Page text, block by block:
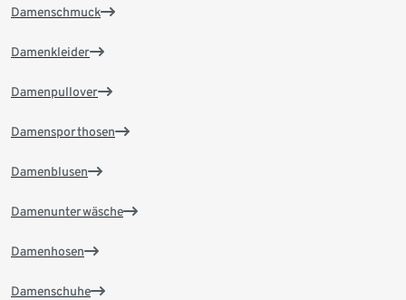
Damenschmuck
Damenkleider
Damenpullover
Damensporthosen
Damenblusen
Damenunterwäsche
Damenhosen
Damenschuhe